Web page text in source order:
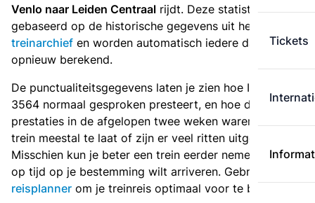
Tickets
Venlo naar Leiden Centraal rijdt. Deze statistieken zijn
gebaseerd op de historische gegevens uit het
treinarchief en worden automatisch iedere dag
opnieuw berekend.
De punctualiteitsgegevens laten je zien hoe Intercity
3564 normaal gesproken presteert, en hoe de
prestaties in de afgelopen twee weken waren. Is deze
trein meestal te laat of zijn er veel ritten uitgevallen?
Misschien kun je beter een trein eerder nemen als je
op tijd op je bestemming wilt arriveren. Gebruik de
reisplanner om je treinreis optimaal voor te bereiden.